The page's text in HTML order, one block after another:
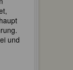
und